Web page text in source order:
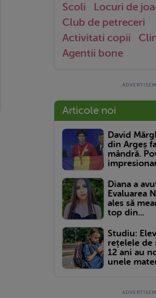
Scoli
Locuri de
Club de petreceri
Activitati copii
Agentii bone
Articole noi
David
din Argeș
mândră.
Diana a
Evaluarea
ales să
top din...
Studiu:
rețelele de
12 ani au
unele